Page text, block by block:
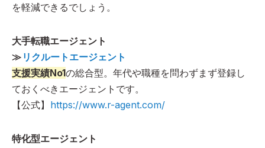
を軽減できるでしょう。
大手転職エージェント
≫ リクルートエージェント
支援実績No1の総合型。年代や職種を問わずまず登録し
ておくべきエージェントです。
【公式】 https://www.r-agent.com/
特化型エージェント